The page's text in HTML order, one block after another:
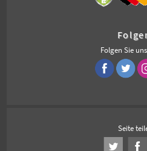
Folgen Sie
Seite